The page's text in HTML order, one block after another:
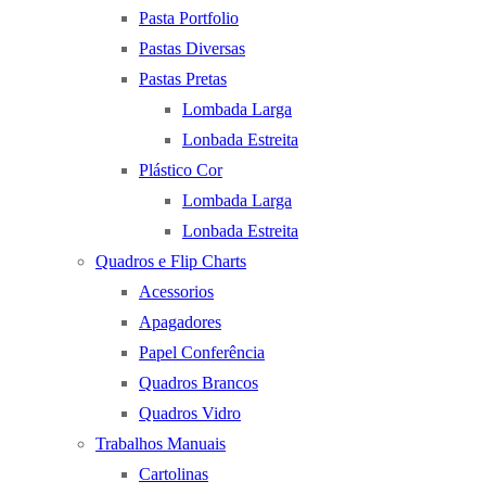
Pasta Portfolio
Pastas Diversas
Pastas Pretas
Lombada Larga
Lonbada Estreita
Plástico Cor
Lombada Larga
Lonbada Estreita
Quadros e Flip Charts
Acessorios
Apagadores
Papel Conferência
Quadros Brancos
Quadros Vidro
Trabalhos Manuais
Cartolinas